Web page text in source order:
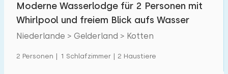
Moderne Wasserlodge für 2 Personen mit
Whirlpool und freiem Blick aufs Wasser
Niederlande > Gelderland > Kotten
2 Personen | 1 Schlafzimmer | 2 Haustiere